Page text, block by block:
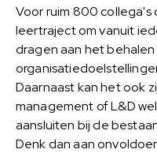
Voor ruim 800
leertraject om vanuit
dragen aan het behalen
Daarnaast kan het ook
management of L&D
aansluiten bij de
Denk dan aan